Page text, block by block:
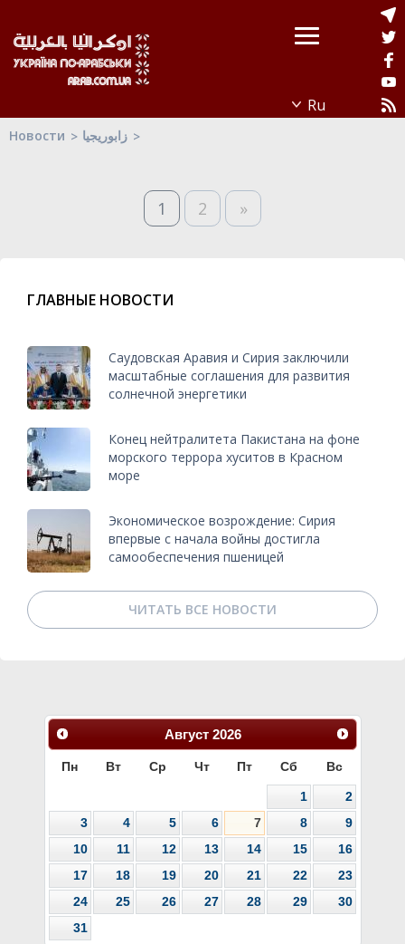
Новости زابوريجيا
1 2 »
ГЛАВНЫЕ НОВОСТИ
Саудовская Аравия и Сирия заключили
масштабные соглашения для развития
солнечной энергетики
Конец нейтралитета Пакистана на фоне
морского террора хуситов в Красном
море
Экономическое возрождение: Сирия
впервые с начала войны достигла
самообеспечения пшеницей
ЧИТАТЬ ВСЕ НОВОСТИ
Август 2026
Пн Вт Ср Чт Пт Сб Вс
1
2
3
4 5 6 7 8
9
10
11 12 13 14 15
16
17
18 19 20 21 22
23
24
25 26 27 28 29
30
31